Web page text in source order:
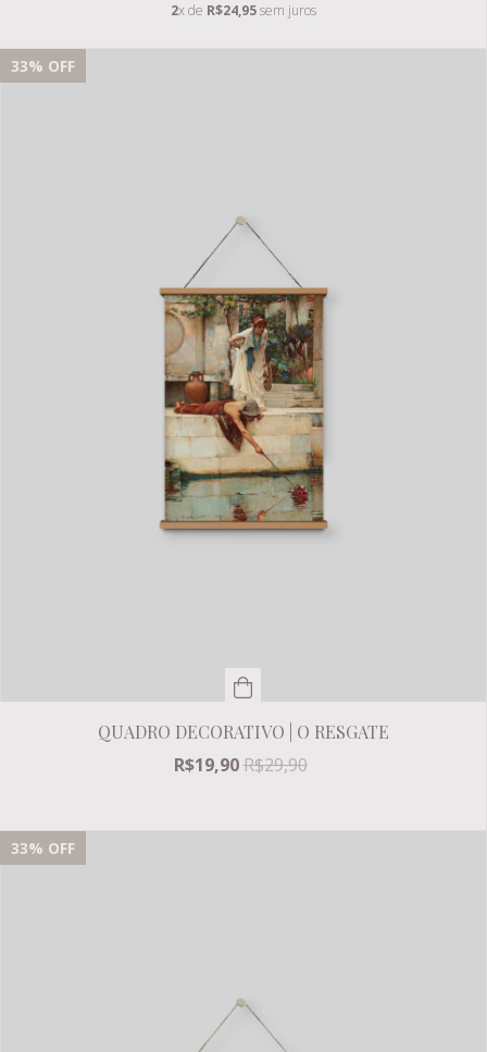
2x de R$24,95sem juros
33% OFF
QUADRO DECORATIVO | O RESGATE
R$19,90R$29,90
33% OFF